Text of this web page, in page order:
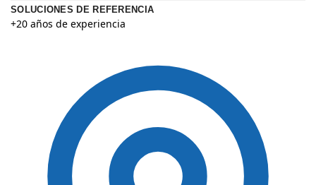
SOLUCIONES DE REFERENCIA
+20 años de experiencia